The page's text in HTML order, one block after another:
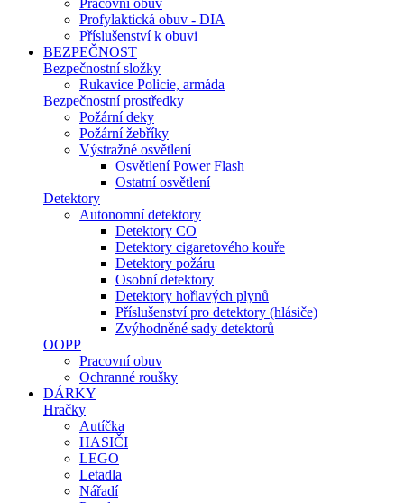
Pracovní obuv
Profylaktická obuv - DIA
Příslušenství k obuvi
BEZPEČNOST
Bezpečnostní složky
Rukavice Policie, armáda
Bezpečnostní prostředky
Požární deky
Požární žebříky
Výstražné osvětlení
Osvětlení Power Flash
Ostatní osvětlení
Detektory
Autonomní detektory
Detektory CO
Detektory cigaretového kouře
Detektory požáru
Osobní detektory
Detektory hořlavých plynů
Příslušenství pro detektory (hlásiče)
Zvýhodněné sady detektorů
OOPP
Pracovní obuv
Ochranné roušky
DÁRKY
Hračky
Autíčka
HASIČI
LEGO
Letadla
Nářadí